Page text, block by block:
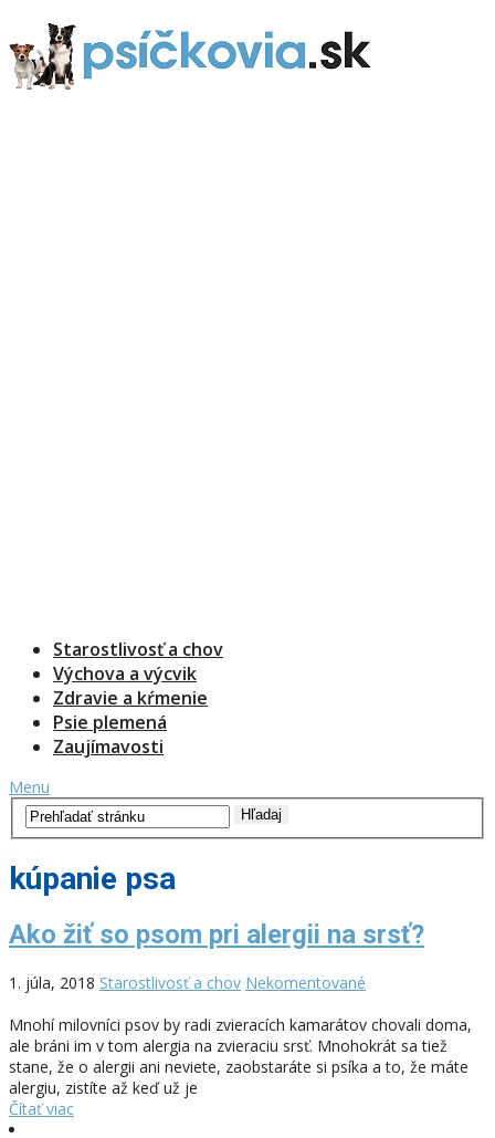
Starostlivosť a chov
Výchova a výcvik
Zdravie a kŕmenie
Psie plemená
Zaujímavosti
Menu
kúpanie psa
Ako žiť so psom pri alergii na srsť?
1. júla, 2018 Starostlivosť a chov Nekomentované
Mnohí milovníci psov by radi zvieracích kamarátov chovali doma,
ale bráni im v tom alergia na zvieraciu srsť. Mnohokrát sa tiež
stane, že o alergii ani neviete, zaobstaráte si psíka a to, že máte
alergiu, zistíte až keď už je
Čítať viac